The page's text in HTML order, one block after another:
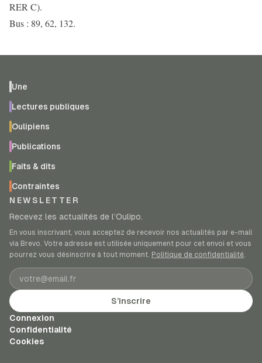
RER C).
Bus : 89, 62, 132.
Une
Lectures publiques
Oulipiens
Publications
Faits & dits
Contraintes
NEWSLETTER
Recevez les actualités de l’Oulipo.
En vous inscrivant, vous acceptez de recevoir nos actualités par e-mail
via Brevo. Votre adresse est utilisée uniquement pour cet envoi et vous
pourrez vous désinscrire à tout moment. Politique de confidentialité.
Adresse e-mail
S’inscrire
Connexion
Confidentialité
Cookies